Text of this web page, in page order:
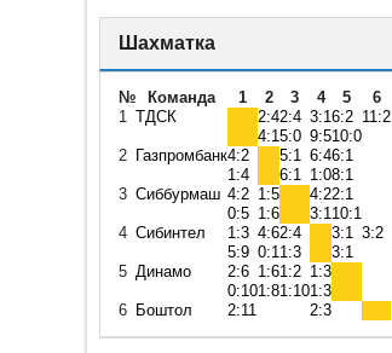
Шахматка
№ Команда 1 2 3 4 5
6
1 ТДСК
2:4
4:1
2:4
5:0
3:1
9:5
6:2
10:0
11:2
2 Газпромбанк4:2
1:4
5:1
6:1
6:4
1:0
6:1
8:1
3 Сиббурмаш 4:2
0:5
1:5
1:6
4:2
3:1
2:1
10:1
4 Сибинтел
1:3
5:9
4:6
0:1
2:4
1:3
3:1
3:1
3:2
5 Динамо
2:6
0:10
1:6
1:8
1:2
1:10
1:3
1:3
6 Боштол 2:11 2:3